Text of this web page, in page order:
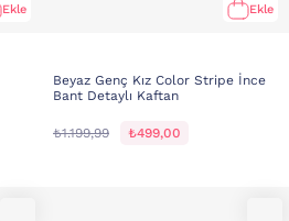
Ekle Ekle
Beyaz Genç Kız Color Stripe İnce
Bant Detaylı Kaftan
₺1.199,99 ₺499,00